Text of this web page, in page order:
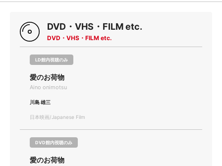
DVD・VHS・FILM etc.
DVD・VHS・FILM etc.
LD館内視聴のみ
愛のお荷物
Aino onimotsu
川島 雄三
日本映画/Japanese Film
DVD館内視聴のみ
愛のお荷物